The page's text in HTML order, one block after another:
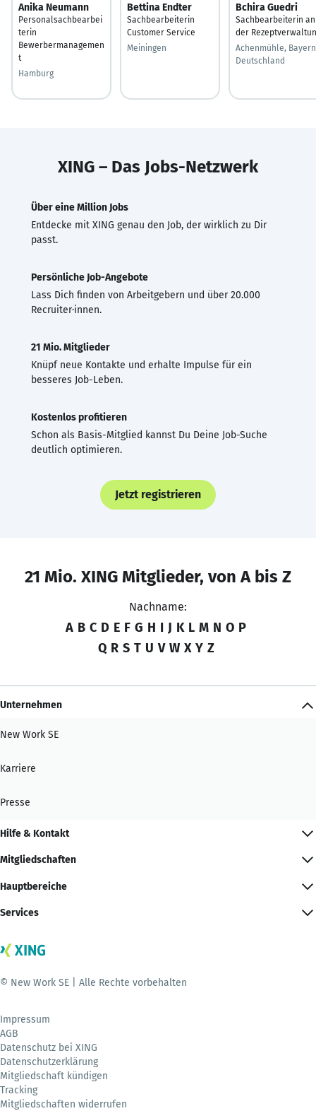
Anika Neumann
Personalsachbearbei
terin
Bewerbermanagemen
t
Hamburg
Bettina Endter
Sachbearbeiterin
Customer Service
Meiningen
Bchira Guedri
Sachbearbeiterin an
der
Achenmühle,
Deutschland
XING – Das Jobs-Netzwerk
Über eine Million Jobs
Entdecke mit XING genau den Job, der wirklich zu Dir
passt.
Persönliche Job-Angebote
Lass Dich finden von Arbeitgebern und über 20.000
Recruiter·innen.
21 Mio. Mitglieder
Knüpf neue Kontakte und erhalte Impulse für ein
besseres Job-Leben.
Kostenlos profitieren
Schon als Basis-Mitglied kannst Du Deine Job-Suche
deutlich optimieren.
Jetzt registrieren
21 Mio. XING Mitglieder, von A bis Z
Nachname:
A B C D E F G H I J K L M N O P
Q R S T U V W X Y Z
Unternehmen
New Work SE
Karriere
Presse
Hilfe & Kontakt
Mitgliedschaften
Hauptbereiche
Services
© New Work SE | Alle Rechte vorbehalten
Impressum
AGB
Datenschutz bei XING
Datenschutzerklärung
Mitgliedschaft kündigen
Tracking
Mitgliedschaften widerrufen